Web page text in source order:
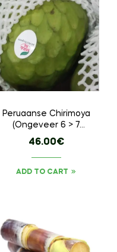
Peruaanse Chirimoya
(Ongeveer 6 > 7
stuks / 4 kg)
46.00€
ADD TO CART